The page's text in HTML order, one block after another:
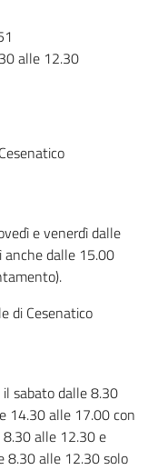
alle 12.30
e venerdì dalle
anche dalle 15.00
di Cesenatico
sabato dalle 8.30
14.30 alle 17.00 con
alle 12.30 e
8.30 alle 12.30 solo